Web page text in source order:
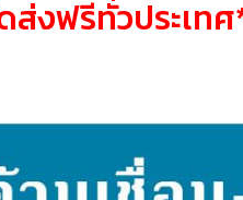
งฟรีทั่วประเท